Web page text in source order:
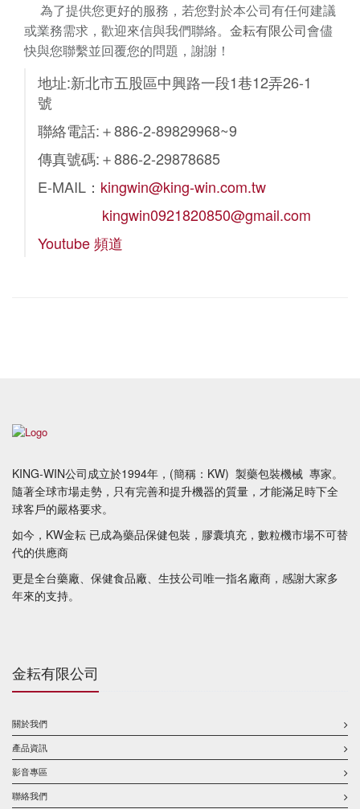
為了提供您更好的服務，若您對於本公司有任何建議
或業務需求，歡迎來信與我們聯絡。 金耘有限公司​會儘
快與您聯繫並回覆您的問題，謝謝！
地址:新北市五股區中興路一段1巷12弄26-1
號
聯絡電話:＋886-2-89829968~9
傳真號碼:＋886-2-29878685
E-MAIL： kingwin@king-win.com.tw
kingwin0921820850@gmail.com
Youtube 頻道
KING-WIN公司成立於1994年，(簡稱：KW) 製藥包裝機械 專家。
​隨著全球市場走勢，只有完善和提升機器的質量，才能滿足時下全
球客戶的嚴格要求。
如今，KW金耘 已成為藥品保健包裝，膠囊填充，數粒機市場不可替
代的供應商
更是全台藥廠、保健食品廠、生技公司唯一指名廠商，感謝大家多
年來的支持。
金耘有限公司
關於我們
產品資訊
影音專區
聯絡我們